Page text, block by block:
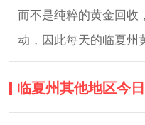
而不是纯粹的黄金回收
动，因此每天的临夏州
临夏州其他地区今